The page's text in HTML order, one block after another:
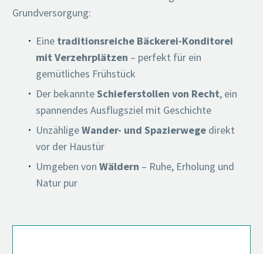
Grundversorgung:
Eine traditionsreiche Bäckerei-Konditorei
mit Verzehrplätzen – perfekt für ein
gemütliches Frühstück
Der bekannteSchieferstollen von Recht, ein
spannendes Ausflugsziel mit Geschichte
UnzähligeWander- und Spazierwege direkt
vor der Haustür
Umgeben von Wäldern – Ruhe, Erholung und
Natur pur